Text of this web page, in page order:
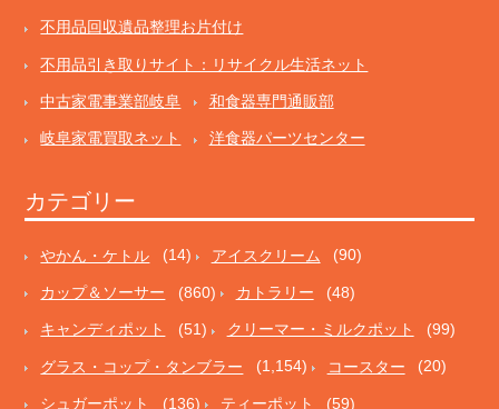
不用品回収遺品整理お片付け
不用品引き取りサイト：リサイクル生活ネット
中古家電事業部岐阜 和食器専門通販部
岐阜家電買取ネット 洋食器パーツセンター
カテゴリー
やかん・ケトル (14) アイスクリーム (90)
カップ＆ソーサー (860) カトラリー (48)
キャンディポット (51) クリーマー・ミルクポット (99)
グラス・コップ・タンブラー (1,154) コースター (20)
シュガーポット (136) ティーポット (59)